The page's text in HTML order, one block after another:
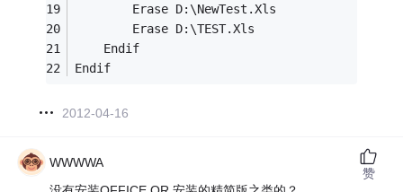
		Erase D:\NewTest.Xls
		Erase D:\TEST.Xls
	Endif
Endif
2012-04-16
WWWWA
赞